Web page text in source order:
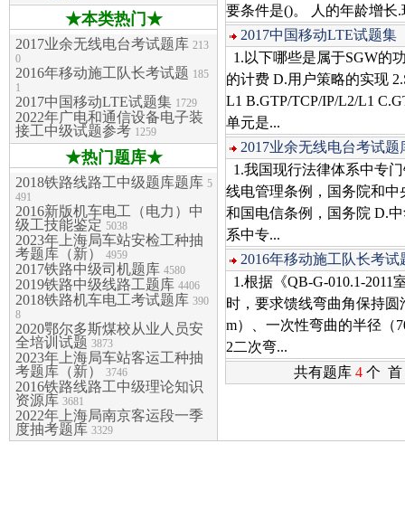
★本类热门★
2017业余无线电台考试题库 213
0
2016年移动施工队长考试题 185
1
2017中国移动LTE试题集 1729
2022年广电和通信设备电子装
接工中级试题参考 1259
★热门题库★
2018铁路线路工中级题库题库 5
491
2016新版机车电工（电力）中
级工技能鉴定 5038
2023年上海局车站安检工种抽
考题库（新）
4959
2017铁路中级司机题库 4580
2019铁路中级线路工题库 4406
2018铁路机车电工考试题库 390
8
2020鄂尔多斯煤校从业人员安
全培训试题 3873
2023年上海局车站客运工种抽
考题库（新）
3746
2016铁路线路工中级理论知识
资源库 3681
2022年上海局南京客运段一季
度抽考题库 3329
要条件是()。 人的年龄增长
2017中国移动LTE试题集
1.以下哪些是属于SGW的
的计费 D.用户策略的实现
L1 B.GTP/TCP/IP/L2/L1
单元是...
2017业余无线电台考试题
1.我国现行法律体系中专
线电管理条例，国务院和
和国电信条例，国务院 D.
系中专...
2016年移动施工队长考试
1.根据《QB-G-010.1-
时，要求馈线弯曲角保持圆
m）、一次性弯曲的半径（
2二次弯...
共有题库 4个 首